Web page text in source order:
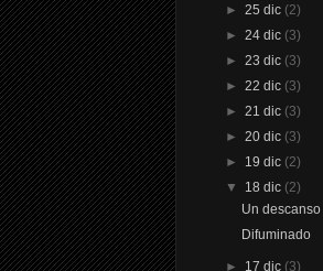
► 25 dic (2)
► 24 dic (3)
► 23 dic (3)
► 22 dic (3)
► 21 dic (3)
► 20 dic (3)
► 19 dic (2)
▼ 18 dic (2)
Un descanso
Difuminado
► 17 dic (3)